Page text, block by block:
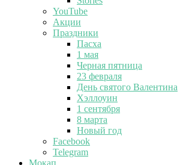
YouTube
Акции
Праздники
Пасха
1 мая
Черная пятница
23 февраля
День святого Валентина
Хэллоуин
1 сентября
8 марта
Новый год
Facebook
Telegram
Мокап